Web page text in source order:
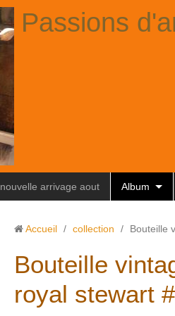
Passions
nouvelle arrivage aout Album
Accueil / collection / Bouteille
Bouteille
royal stewart